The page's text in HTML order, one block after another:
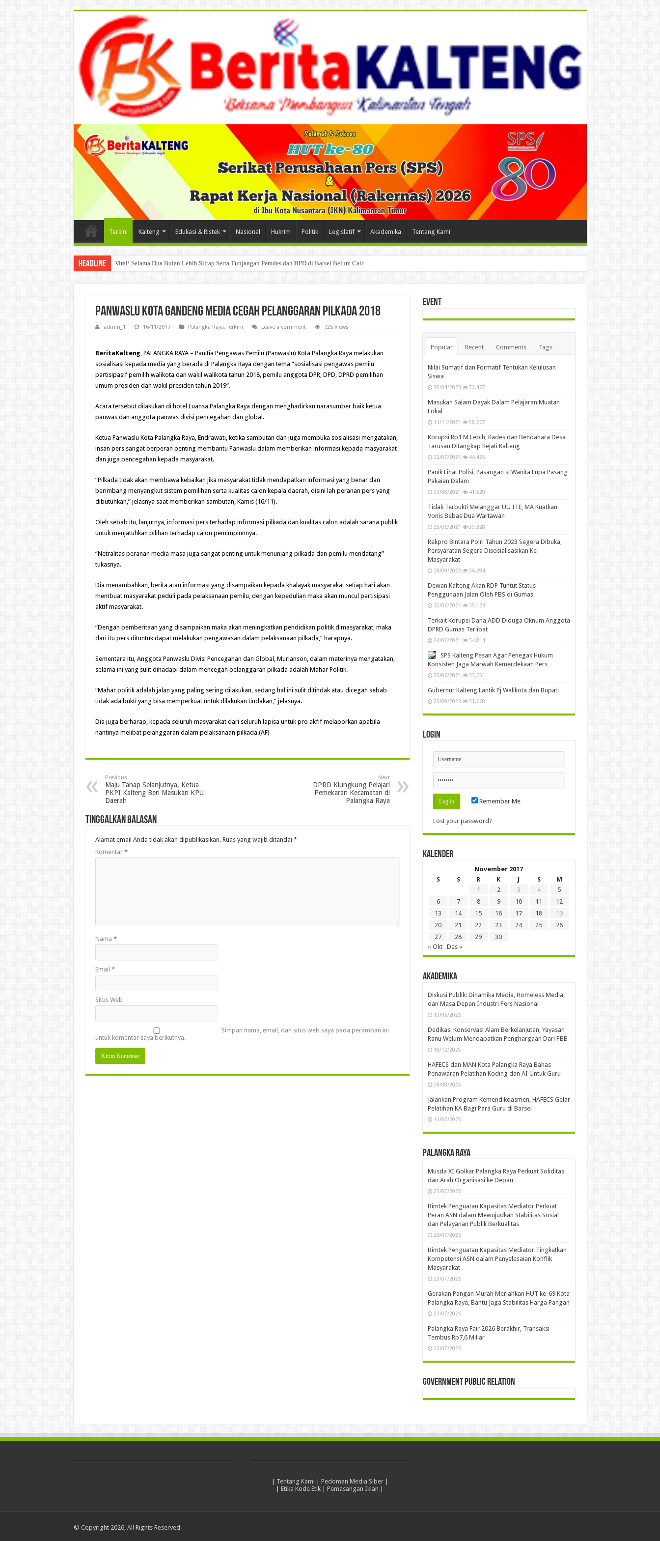
Terkini Kalteng Edukasi & Ristek Nasional Hukrim Politik Legislatif Akademika Tentang Kami
Headline Viral! Selama Dua Bulan Lebih Siltap Serta Tunjangan Pemdes dan BPD di Barsel Belum Cair
Panwaslu Kota Gandeng Media Cegah Pelanggaran Pilkada 2018
admin_1 16/11/2017 Palangka Raya,Terkini Leave a comment 725 Views
BeritaKalteng, PALANGKA RAYA – Panitia Pengawas Pemilu (Panwaslu) Kota Palangka Raya melakukan
sosialisasi kepada media yang berada di Palangka Raya dengan tema “sosialisasi pengawas pemilu
partisipasif pemilih walikota dan wakil walikota tahun 2018, pemilu anggota DPR, DPD, DPRD pemilihan
umum presiden dan wakil presiden tahun 2019”.
Acara tersebut dilakukan di hotel Luansa Palangka Raya dengan menghadirkan narasumber baik ketua
panwas dan anggota panwas divisi pencegahan dan global.
Ketua Panwaslu Kota Palangka Raya, Endrawati, ketika sambutan dan juga membuka sosialisasi mengatakan,
insan pers sangat berperan penting membantu Panwaslu dalam memberikan informasi kepada masyarakat
dan juga pencegahan kepada masyarakat.
“Pilkada tidak akan membawa kebaikan jika masyarakat tidak mendapatkan informasi yang benar dan
berimbang menyangkut sistem pemilihan serta kualitas calon kepala daerah, disini lah peranan pers yang
dibutuhkan,” jelasnya saat memberikan sambutan, Kamis (16/11).
Oleh sebab itu, lanjutnya, informasi pers terhadap informasi pilkada dan kualitas calon adalah sarana publik
untuk menjatuhkan pilihan terhadap calon pemimpinnnya.
“Netralitas peranan media masa juga sangat penting untuk menunjang pilkada dan pemilu mendatang”
tukasnya.
Dia menambahkan, berita atau informasi yang disampaikan kepada khalayak masyarakat setiap hari akan
membuat masyarakat peduli pada pelaksanaan pemilu, dengan kepedulian maka akan muncul partisipasi
aktif masyarakat.
“Dengan pemberitaan yang disampaikan maka akan meningkatkan pendidikan politik dimasyarakat, maka
dari itu pers dituntuk dapat melakukan pengawasan dalam pelaksanaan pilkada,” harapnya.
Sementara itu, Anggota Panwaslu Divisi Pencegahan dan Global, Murianson, dalam materinya mengatakan,
selama ini yang sulit dihadapi dalam mencegah pelanggaran pilkada adalah Mahar Politik.
“Mahar politik adalah jalan yang paling sering dilakukan, sedang hal ini sulit ditindak atau dicegah sebab
tidak ada bukti yang bisa memperkuat untuk dilakukan tindakan,” jelasnya.
Dia juga berharap, kepada seluruh masyarakat dari seluruh lapisa untuk pro akfif melaporkan apabila
nantinya melibat pelanggaran dalam pelaksanaan pilkada.(AF)
Previous
Maju Tahap Selanjutnya, Ketua
PKPI Kalteng Beri Masukan KPU
Daerah
Next
DPRD Klungkung Pelajari
Pemekaran Kecamatan di
Palangka Raya
Tinggalkan Balasan
Alamat email Anda tidak akan dipublikasikan. Ruas yang wajib ditandai *
Komentar *
Nama *
Email *
Situs Web
Simpan nama, email, dan situs web saya pada peramban ini
untuk komentar saya berikutnya.
Event
Popular Recent Comments Tags
Nilai Sumatif dan Formatif Tentukan Kelulusan
Siswa
30/04/2023 72,467
Masukan Salam Dayak Dalam Pelajaran Muatan
Lokal
11/11/2021 58,267
Korupsi Rp1 M Lebih, Kades dan Bendahara Desa
Tarusan Ditangkap Kejati Kalteng
22/07/2021 44,425
Panik Lihat Polisi, Pasangan si Wanita Lupa Pasang
Pakaian Dalam
09/08/2021 41,529
Tidak Terbukti Melanggar UU ITE, MA Kuatkan
Vonis Bebas Dua Wartawan
25/06/2021 39,328
Rekpro Bintara Polri Tahun 2023 Segera Dibuka,
Persyaratan Segera Disosialisasikan Ke
Masyarakat
08/09/2022 36,294
Dewan Kalteng Akan RDP Tuntut Status
Penggunaan Jalan Oleh PBS di Gumas
30/06/2021 35,123
Terkait Korupsi Dana ADD Diduga Oknum Anggota
DPRD Gumas Terlibat
24/06/2021 34,814
SPS Kalteng Pesan Agar Penegak Hukum
Konsisten Jaga Marwah Kemerdekaan Pers
25/06/2021 33,651
Gubernur Kalteng Lantik Pj Walikota dan Bupati
25/09/2023 31,668
Login
Remember Me
Lost your password?
Kalender
November 2017
S
S R K J S
M
1
2 3 4
5
6
7 8 9 10 11
12
13
14 15 16 17 18
19
20
21 22 23 24 25
26
27
28 29
30
« Okt
Des »
Akademika
Diskusi Publik: Dinamika Media, Homeless Media,
dan Masa Depan Industri Pers Nasional
19/05/2026
Dedikasi Konservasi Alam Berkelanjutan, Yayasan
Ranu Welum Mendapatkan Penghargaan Dari PBB
18/12/2025
HAFECS dan MAN Kota Palangka Raya Bahas
Penawaran Pelatihan Koding dan AI Untuk Guru
08/08/2025
Jalankan Program Kemendikdasmen, HAFECS Gelar
Pelatihan KA Bagi Para Guru di Barsel
11/07/2025
Palangka Raya
Musda XI Golkar Palangka Raya Perkuat Soliditas
dan Arah Organisasi ke Depan
25/07/2026
Bimtek Penguatan Kapasitas Mediator Perkuat
Peran ASN dalam Mewujudkan Stabilitas Sosial
dan Pelayanan Publik Berkualitas
23/07/2026
Bimtek Penguatan Kapasitas Mediator Tingkatkan
Kompetensi ASN dalam Penyelesaian Konflik
Masyarakat
23/07/2026
Gerakan Pangan Murah Meriahkan HUT ke-69 Kota
Palangka Raya, Bantu Jaga Stabilitas Harga Pangan
23/07/2026
Palangka Raya Fair 2026 Berakhir, Transaksi
Tembus Rp7,6 Miliar
22/07/2026
Government Public Relation
| Tentang Kami | Pedoman Media Siber|
|Etika Kode Etik |Pemasangan Iklan |
© Copyright 2026, All Rights Reserved